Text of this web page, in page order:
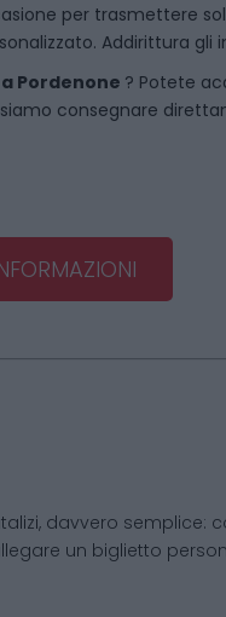
per trasmettere
Addirittura gli
a Pordenone ? Potete
consegnare
davvero semplice:
un biglietto